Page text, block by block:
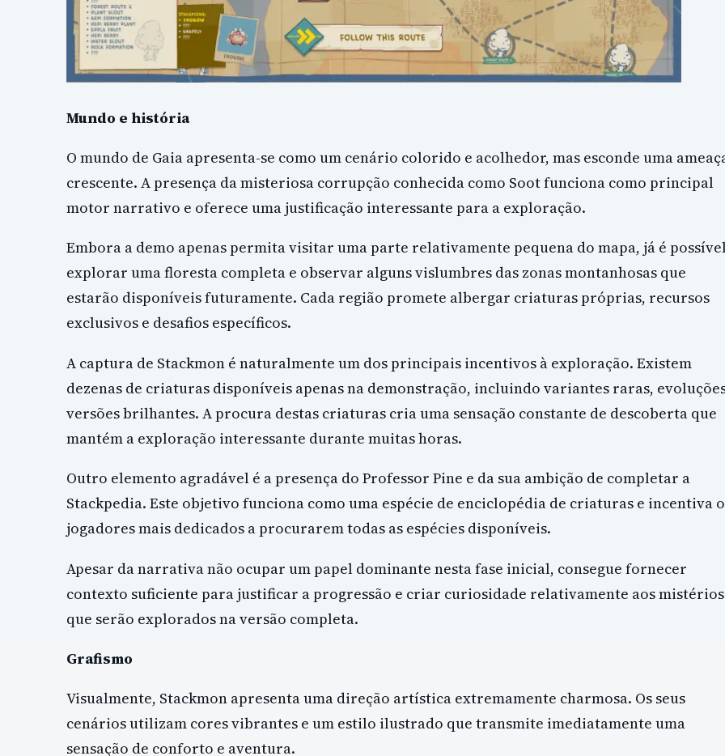
Mundo e história
O mundo de Gaia apresenta-se como um cenário colorido e acolhedor, mas esconde uma
crescente. A presença da misteriosa corrupção conhecida como Soot funciona como principal
motor narrativo e oferece uma justificação interessante para a exploração.
Embora a demo apenas permita visitar uma parte relativamente pequena do mapa, já é
explorar uma floresta completa e observar alguns vislumbres das zonas montanhosas que
estarão disponíveis futuramente. Cada região promete albergar criaturas próprias, recursos
exclusivos e desafios específicos.
A captura de Stackmon é naturalmente um dos principais incentivos à exploração. Existem
dezenas de criaturas disponíveis apenas na demonstração, incluindo variantes raras,
versões brilhantes. A procura destas criaturas cria uma sensação constante de descoberta que
mantém a exploração interessante durante muitas horas.
Outro elemento agradável é a presença do Professor Pine e da sua ambição de completar a
Stackpedia. Este objetivo funciona como uma espécie de enciclopédia de criaturas e incentiva
jogadores mais dedicados a procurarem todas as espécies disponíveis.
Apesar da narrativa não ocupar um papel dominante nesta fase inicial, consegue fornecer
contexto suficiente para justificar a progressão e criar curiosidade relativamente aos mistérios
que serão explorados na versão completa.
Grafismo
Visualmente, Stackmon apresenta uma direção artística extremamente charmosa. Os seus
cenários utilizam cores vibrantes e um estilo ilustrado que transmite imediatamente uma
sensação de conforto e aventura.